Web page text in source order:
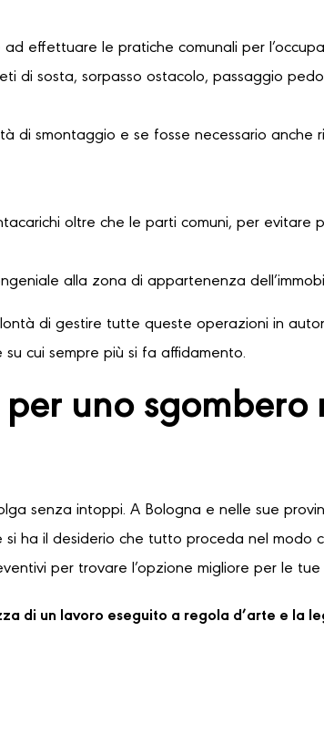
effettuare le pratiche comunali per
di sosta, sorpasso ostacolo, passaggio
di smontaggio e se fosse necessario anche
oltre che le parti comuni, per evitare
alla zona di appartenenza
di gestire tutte queste operazioni in
cui sempre più si fa affidamento.
uno sgombero
senza intoppi. A Bologna e nelle sue
ha il desiderio che tutto proceda nel modo
per trovare l’opzione migliore per le tue
di un lavoro eseguito a regola d’arte e la